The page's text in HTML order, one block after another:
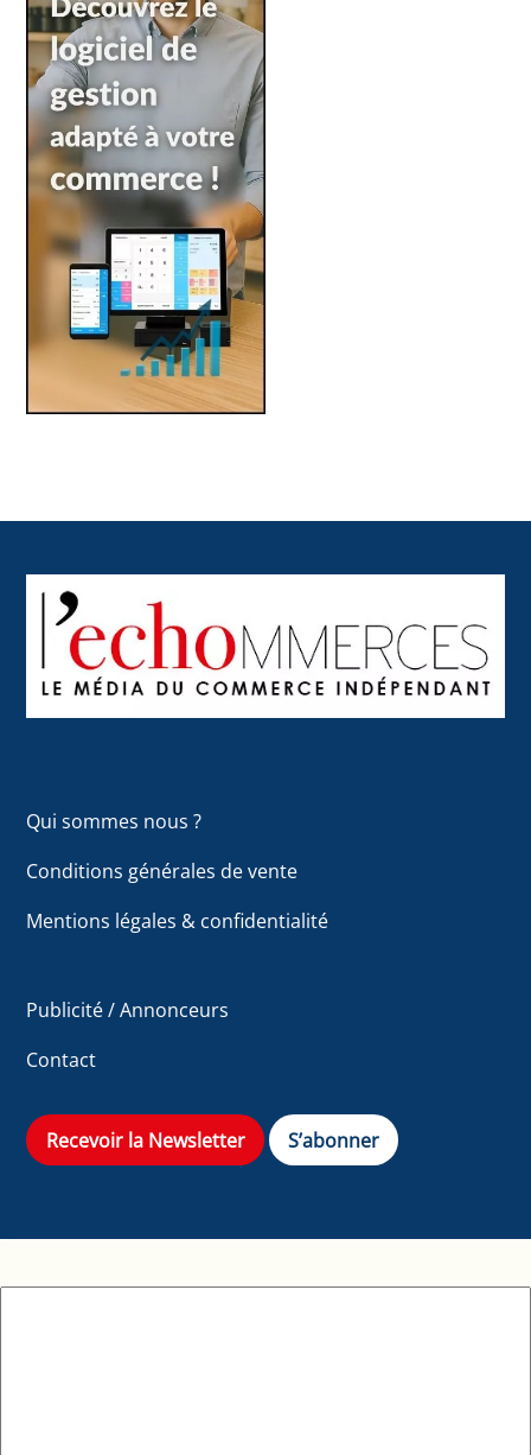
To
Top
Qui sommes nous ?
Conditions générales de vente
Mentions légales & confidentialité
Publicité / Annonceurs
Contact
Recevoir la Newsletter S’abonner